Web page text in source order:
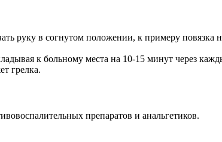
руку в согнутом положении, к примеру
к больному места на 10-15 минут через
грелка.
препаратов и анальгетиков.